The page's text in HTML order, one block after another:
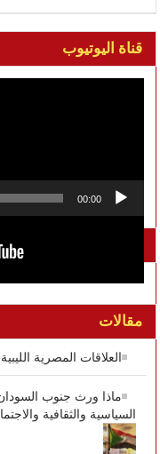
قناة اليوتيوب
00:00
تواصل معنا على
مقالات
العلاقات المصرية
ماذا ورث جنوب
السياسية والثقافية